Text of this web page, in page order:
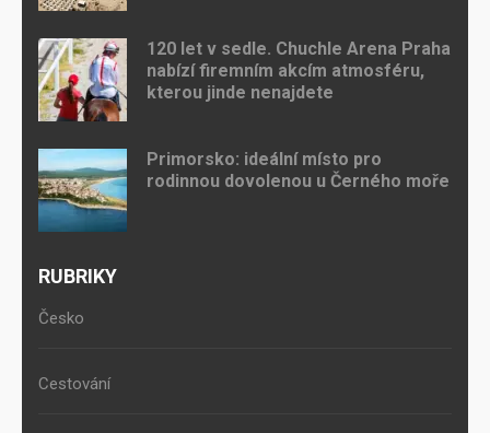
120 let v sedle. Chuchle Arena Praha
nabízí firemním akcím atmosféru,
kterou jinde nenajdete
Primorsko: ideální místo pro
rodinnou dovolenou u Černého moře
RUBRIKY
Česko
Cestování